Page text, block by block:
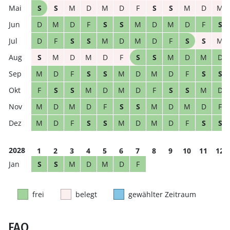
S
S M D M D F S S M D
M
D
M D F S S M D M D F
S
D
F S S M D M D F S S
M
S
M D M D F S S M D M
D
M
D F S S M D M D F S
S
F
S S M D M D F S S M
D
M
D M D F S S M D M D
F
M
D F S S M D M D F S S
2028 1 2 3 4 5 6 7 8 9 10 11
12
S
S M D M D F
frei belegt gewählter Zeitraum